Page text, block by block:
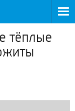
тёплые